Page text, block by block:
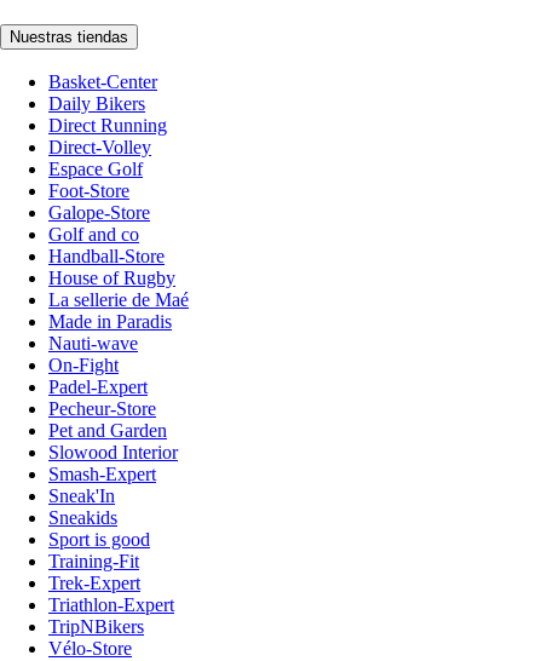
Nuestras tiendas
Basket-Center
Daily Bikers
Direct Running
Direct-Volley
Espace Golf
Foot-Store
Galope-Store
Golf and co
Handball-Store
House of Rugby
La sellerie de Maé
Made in Paradis
Nauti-wave
On-Fight
Padel-Expert
Pecheur-Store
Pet and Garden
Slowood Interior
Smash-Expert
Sneak'In
Sneakids
Sport is good
Training-Fit
Trek-Expert
Triathlon-Expert
TripNBikers
Vélo-Store